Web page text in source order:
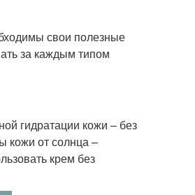
свои полезные
за каждым типом
гидратации кожи – без
кожи от солнца –
крем без